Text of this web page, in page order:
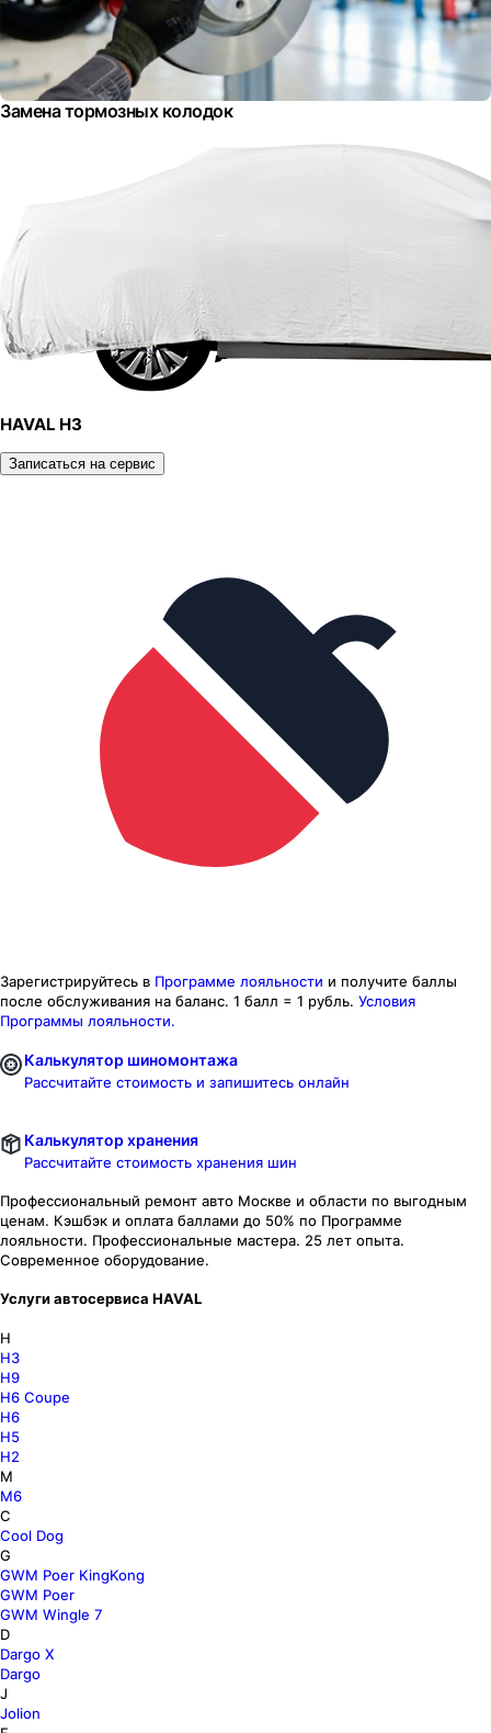
Замена тормозных колодок
HAVAL H3
Записаться на сервис
Зарегистрируйтесь в Программе лояльности и получите баллы
после обслуживания на баланс. 1 балл = 1 рубль. Условия
Программы лояльности.
Калькулятор шиномонтажа
Рассчитайте стоимость и запишитесь онлайн
Калькулятор хранения
Рассчитайте стоимость хранения шин
Профессиональный ремонт авто Москве и области по выгодным
ценам. Кэшбэк и оплата баллами до 50% по Программе
лояльности. Профессиональные мастера. 25 лет опыта.
Современное оборудование.
Услуги автосервиса HAVAL
H
H3
H9
H6 Coupe
H6
H5
H2
M
M6
C
Cool Dog
G
GWM Poer KingKong
GWM Poer
GWM Wingle 7
D
Dargo X
Dargo
J
Jolion